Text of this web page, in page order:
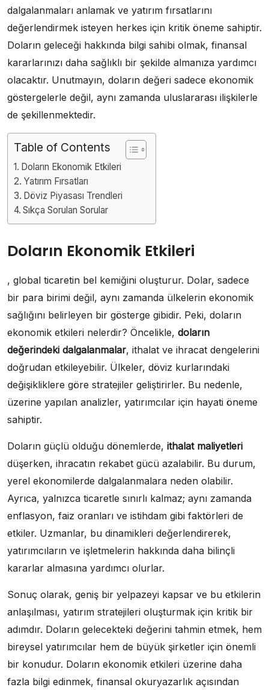
dalgalanmaları anlamak ve yatırım fırsatlarını
değerlendirmek isteyen herkes için kritik öneme sahiptir.
Doların geleceği hakkında bilgi sahibi olmak, finansal
kararlarınızı daha sağlıklı bir şekilde almanıza yardımcı
olacaktır. Unutmayın, doların değeri sadece ekonomik
göstergelerle değil, aynı zamanda uluslararası ilişkilerle
de şekillenmektedir.
Table of Contents
Doların Ekonomik Etkileri
Yatırım Fırsatları
Döviz Piyasası Trendleri
Sıkça Sorulan Sorular
Doların Ekonomik Etkileri
, global ticaretin bel kemiğini oluşturur. Dolar, sadece
bir para birimi değil, aynı zamanda ülkelerin ekonomik
sağlığını belirleyen bir gösterge gibidir. Peki, doların
ekonomik etkileri nelerdir? Öncelikle, doların
değerindeki dalgalanmalar, ithalat ve ihracat dengelerini
doğrudan etkileyebilir. Ülkeler, döviz kurlarındaki
değişikliklere göre stratejiler geliştirirler. Bu nedenle,
üzerine yapılan analizler, yatırımcılar için hayati öneme
sahiptir.
Doların güçlü olduğu dönemlerde, ithalat maliyetleri
düşerken, ihracatın rekabet gücü azalabilir. Bu durum,
yerel ekonomilerde dalgalanmalara neden olabilir.
Ayrıca, yalnızca ticaretle sınırlı kalmaz; aynı zamanda
enflasyon, faiz oranları ve istihdam gibi faktörleri de
etkiler. Uzmanlar, bu dinamikleri değerlendirerek,
yatırımcıların ve işletmelerin hakkında daha bilinçli
kararlar almasına yardımcı olurlar.
Sonuç olarak, geniş bir yelpazeyi kapsar ve bu etkilerin
anlaşılması, yatırım stratejileri oluşturmak için kritik bir
adımdır. Doların gelecekteki değerini tahmin etmek, hem
bireysel yatırımcılar hem de büyük şirketler için önemli
bir konudur. Doların ekonomik etkileri üzerine daha
fazla bilgi edinmek, finansal okuryazarlık açısından